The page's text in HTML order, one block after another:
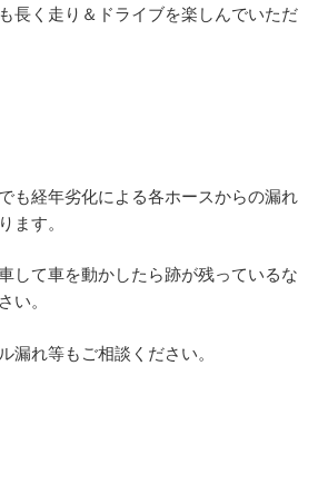
長く走り＆ドライブを楽しんでいただ
も経年劣化による各ホースからの漏れ
ます。
して車を動かしたら跡が残っているな
い。
漏れ等もご相談ください。